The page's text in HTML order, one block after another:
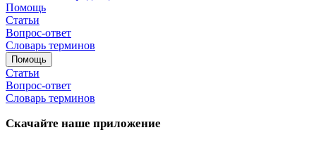
Помощь
Статьи
Вопрос-ответ
Словарь терминов
Помощь
Статьи
Вопрос-ответ
Словарь терминов
Скачайте наше приложение